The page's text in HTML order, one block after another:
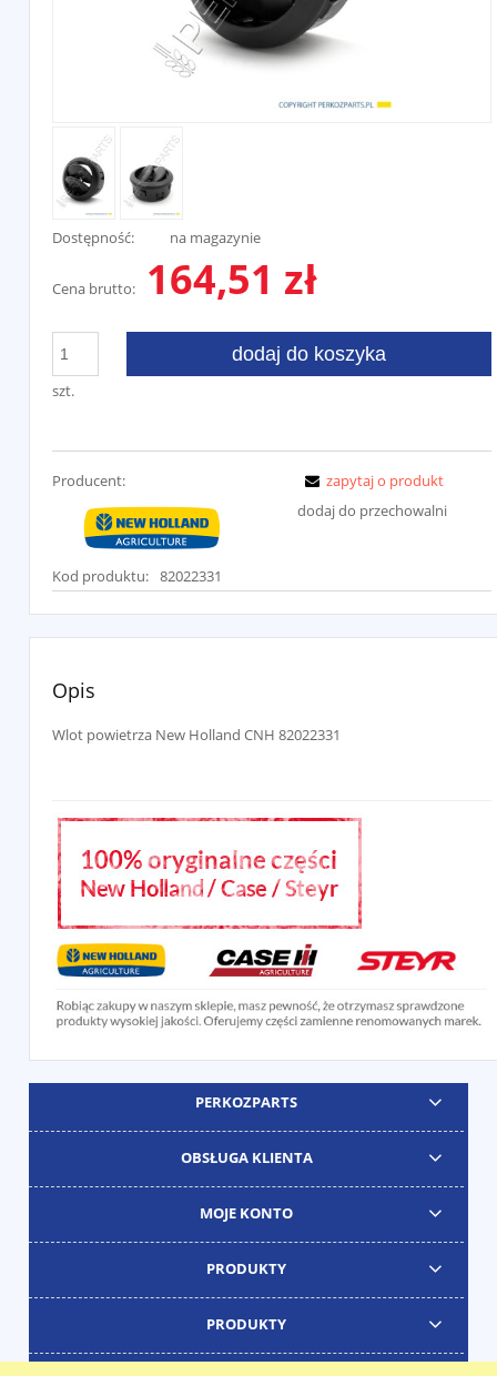
Dostępność: na magazynie
Cena brutto: 164,51 zł
szt.
dodaj do koszyka
Producent:
Kod produktu: 82022331
zapytaj o produkt
dodaj do przechowalni
Opis
Wlot powietrza New Holland CNH 82022331
PERKOZPARTS
OBSŁUGA KLIENTA
MOJE KONTO
PRODUKTY
PRODUKTY